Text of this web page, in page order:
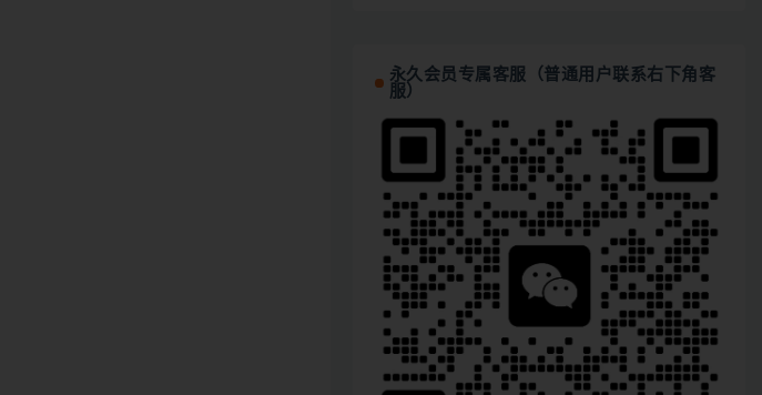
永久会员专属客服（普通用户联系右下角客
服）